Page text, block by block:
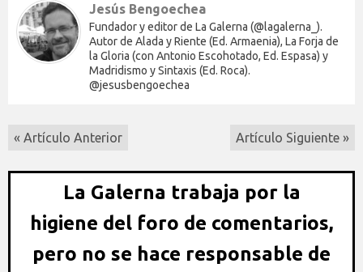
Jesús Bengoechea
Fundador y editor de La Galerna (@lagalerna_).
Autor de Alada y Riente (Ed. Armaenia), La Forja de
la Gloria (con Antonio Escohotado, Ed. Espasa) y
Madridismo y Sintaxis (Ed. Roca).
@jesusbengoechea
« Artículo Anterior Artículo Siguiente »
La Galerna trabaja por la
higiene del foro de comentarios,
pero no se hace responsable de